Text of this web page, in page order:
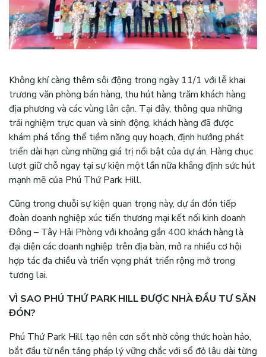
Không khí càng thêm sôi động trong ngày 11/1 với lễ khai
trương văn phòng bán hàng, thu hút hàng trăm khách hàng
địa phương và các vùng lân cận. Tại đây, thông qua những
trải nghiệm trực quan và sinh động, khách hàng đã được
khám phá tổng thể tiềm năng quy hoạch, định hướng phát
triển dài hạn cùng những giá trị nổi bật của dự án. Hàng chục
lượt giữ chỗ ngay tại sự kiện một lần nữa khẳng định sức hút
mạnh mẽ của Phú Thứ Park Hill.
Cũng trong chuỗi sự kiện quan trọng này, dự án đón tiếp
đoàn doanh nghiệp xúc tiến thương mại kết nối kinh doanh
Đông – Tây Hải Phòng với khoảng gần 400 khách hàng là
đại diện các doanh nghiệp trên địa bàn, mở ra nhiều cơ hội
hợp tác đa chiều và triển vọng phát triển rộng mở trong
tương lai.
VÌ SAO PHÚ THỨ PARK HILL ĐƯỢC NHÀ ĐẦU TƯ SĂN
ĐÓN?
Phú Thứ Park Hill tạo nên cơn sốt nhờ công thức hoàn hảo,
bắt đầu từ nền tảng pháp lý vững chắc với sổ đỏ lâu dài từng